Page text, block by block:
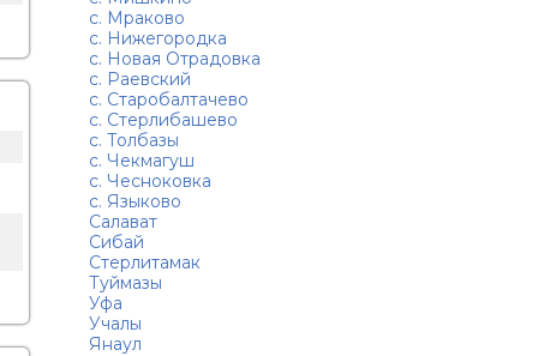
с. Мраково
с. Нижегородка
с. Новая Отрадовка
с. Раевский
с. Старобалтачево
с. Стерлибашево
с. Толбазы
с. Чекмагуш
с. Чесноковка
с. Языково
Салават
Сибай
Стерлитамак
Туймазы
Уфа
Учалы
Янаул